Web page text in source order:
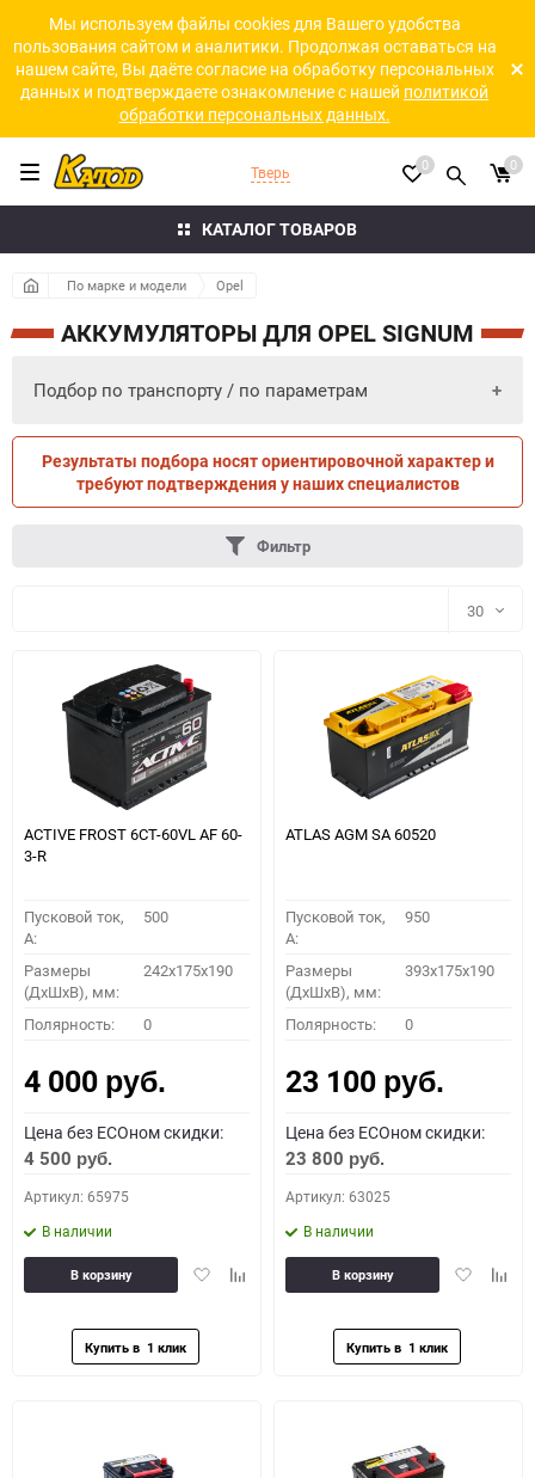
Мы используем файлы cookies для Вашего удобства
пользования сайтом и аналитики. Продолжая оставаться на
нашем сайте, Вы даёте согласие на обработку персональных
данных и подтверждаете ознакомление с нашей политикой
обработки персональных данных.
КАТАЛОГ ТОВАРОВ
Тверь 0 0
По марке и модели Opel
АККУМУЛЯТОРЫ ДЛЯ OPEL SIGNUM
Подбор по транспорту / по параметрам
ПО ТРАНСПОРТУ ПО ПАРАМЕТРАМ
ПОДОБРАТЬ
Как определить полярность?
0 - обратная 1 - прямая 3 - обратная 4 - прямая
Результаты подбора носят ориентировочной характер и
требуют подтверждения у наших специалистов
Фильтр
30
30
60
ACTIVE FROST 6СТ-60VL АF 60-
3-R
Пусковой ток,
A:
500
Размеры
(ДхШхВ), мм:
242x175x190
Полярность: 0
4 000 руб.
Цена без ECOном скидки:
4 500 руб.
Артикул: 65975
В наличии
ДобавитьДобавить
В корзину
ATLAS AGM SA 60520
Пусковой ток,
A:
950
Размеры
(ДхШхВ), мм:
393x175x190
Полярность: 0
23 100 руб.
Цена без ECOном скидки:
23 800 руб.
Артикул: 63025
В наличии
Добавить
В корзину